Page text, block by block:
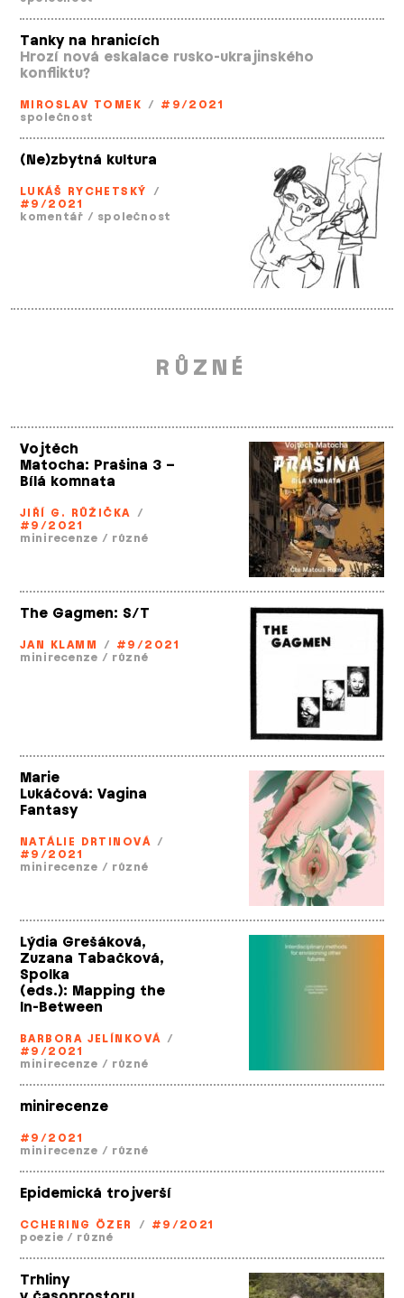
Tanky na hranicích
Hrozí nová eskalace rusko­-ukrajinského
konfliktu?
MIROSLAV TOMEK / #9/2021
společnost
(Ne)zbytná kultura
LUKÁŠ RYCHETSKÝ /
#9/2021
komentář / společnost
RŮZNÉ
Vojtěch
Matocha: Prašina 3 –
Bílá komnata
JIŘÍ G. RŮŽIČKA /
#9/2021
minirecenze / různé
The Gagmen: S/T
JAN KLAMM / #9/2021
minirecenze / různé
Marie
Lukáčová: Vagina
Fantasy
NATÁLIE DRTINOVÁ /
#9/2021
minirecenze / různé
Lýdia Grešáková,
Zuzana Tabačková,
Spolka
(eds.): Mapping the
In­-Between
BARBORA JELÍNKOVÁ /
#9/2021
minirecenze / různé
minirecenze
#9/2021
minirecenze / různé
Epidemická trojverší
CCHERING ÖZER / #9/2021
poezie / různé
Trhliny